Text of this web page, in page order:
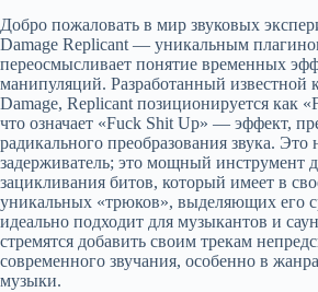
Добро пожаловать в мир звуковых
Damage Replicant — уникальным
переосмысливает понятие временных
манипуляций. Разработанный известной
Damage, Replicant позиционируется как
что означает «Fuck Shit Up» — эффект,
радикального преобразования звука. Это
задерживатель; это мощный инструмент
зацикливания битов, который имеет в
уникальных «трюков», выделяющих его
идеально подходит для музыкантов и
стремятся добавить своим трекам
современного звучания, особенно в
музыки.